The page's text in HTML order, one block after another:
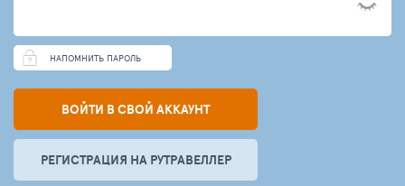
НАПОМНИТЬ ПАРОЛЬ
ВОЙТИ В СВОЙ АККАУНТ
РЕГИСТРАЦИЯ НА РУТРАВЕЛЛЕР